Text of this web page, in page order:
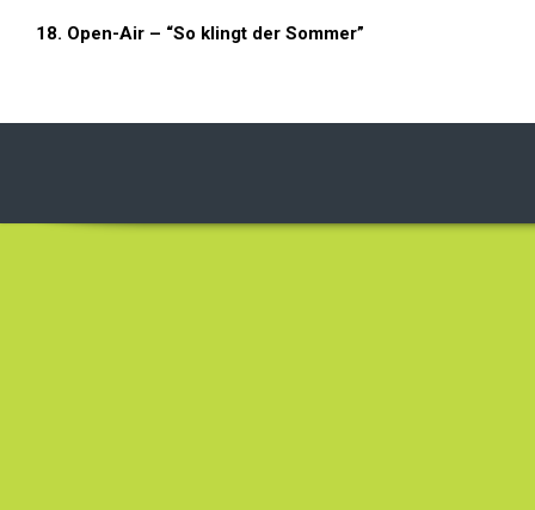
18. Open-Air – “So klingt der Sommer”